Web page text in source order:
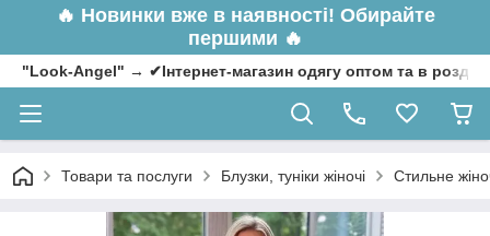
🔥 Новинки вже в наявності! Обирайте
першими 🔥
"Look-Angel" → ✔Інтернет-магазин одягу оптом та в
Товари та послуги Блузки, туніки жіночі Стильне